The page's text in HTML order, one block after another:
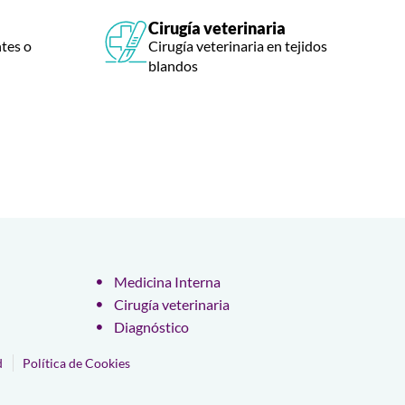
o
Cirugía veterinaria
Cirugía veterinaria en tejidos
blandos
Medicina Interna
Cirugía veterinaria
Diagnóstico
Política de Cookies